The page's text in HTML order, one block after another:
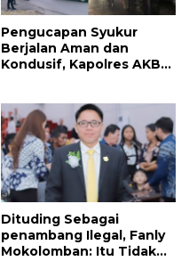
Pengucapan Syukur
Berjalan Aman dan
Kondusif, Kapolres AKBP
Mitra
Dituding Sebagai
penambang Ilegal, Fanly
Mokolomban: Itu Tidak